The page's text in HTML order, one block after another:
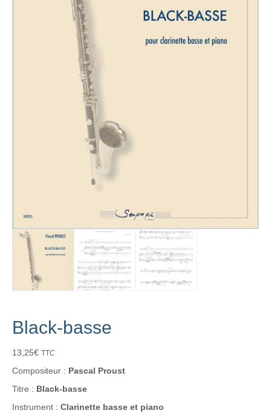
Black-basse
13,25€ TTC
Compositeur : Pascal Proust
Titre : Black-basse
Instrument : Clarinette basse et piano